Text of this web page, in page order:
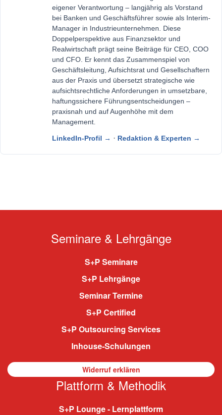
eigener Verantwortung – langjährig als Vorstand
bei Banken und Geschäftsführer sowie als Interim-
Manager in Industrieunternehmen. Diese
Doppelperspektive aus Finanzsektor und
Realwirtschaft prägt seine Beiträge für CEO, COO
und CFO. Er kennt das Zusammenspiel von
Geschäftsleitung, Aufsichtsrat und Gesellschaftern
aus der Praxis und übersetzt strategische wie
aufsichtsrechtliche Anforderungen in umsetzbare,
haftungssichere Führungsentscheidungen –
praxisnah und auf Augenhöhe mit dem
Management.
LinkedIn-Profil → · Redaktion & Experten →
Seminare & Lehrgänge
S+P Seminare
S+P Lehrgänge
Seminar Termine
S+P Certified
S+P Outsourcing Services
Inhouse-Schulungen
Widerruf erklären
Plattform & Methodik
S+P Lounge - Lernplattform